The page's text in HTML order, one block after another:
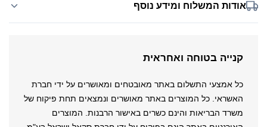
אודות המשלוח ומידע נוסף
קנייה בטוחה ואחראית
כל אמצעי התשלום באתר מאובטחים ומאושרים על ידי חברת
האשראי. כל המוצרים באתר מאושרים ונמצאים תחת פיקוח של
משרד הבריאות והינם כשרים באישור הרבנות. המוצרים